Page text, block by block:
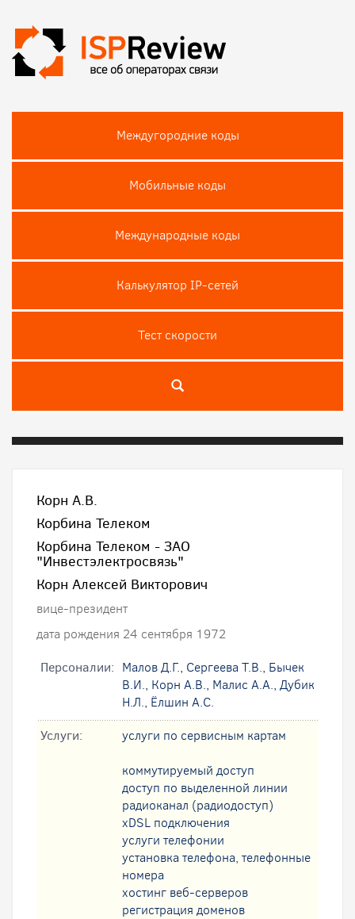
Междугородние коды
Мобильные коды
Международные коды
Калькулятор IP-сетей
Тест скороcти
Корн А.В.
Корбина Телеком
Корбина Телеком - ЗАО
"Инвестэлектросвязь"
Корн Алексей Викторович
вице-президент
дата рождения 24 сентября 1972
Персоналии: Малов Д.Г., Сергеева Т.В., Бычек
В.И., Корн А.В., Малис А.А., Дубик
Н.Л., Ёлшин А.С.
Услуги:
услуги по сервисным картам
коммутируемый доступ
доступ по выделенной линии
радиоканал (радиодоступ)
xDSL подключения
услуги телефонии
установка телефона, телефонные
номера
хостинг веб-серверов
регистрация доменов